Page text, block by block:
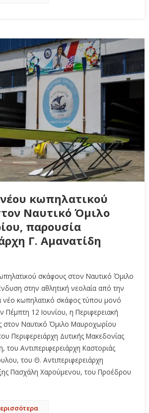
κωπηλατικού
Ναυτικό Όμιλο
παρουσία
Γ. Αμανατίδη
σκάφους στον Ναυτικό Όμιλο
στην αθλητική νεολαία από την
νέο κωπηλατικό σκάφος τύπου μονό
Πέμπτη 12 Ιουνίου, η Περιφερειακή
στον Ναυτικό Όμιλο Μαυροχωρίου
Περιφερειάρχη Δυτικής Μακεδονίας
του Αντιπεριφερειάρχη Καστοριάς
του Θ. Αντιπεριφερειάρχη
Πασχάλη Χαρούμενου, του Προέδρου